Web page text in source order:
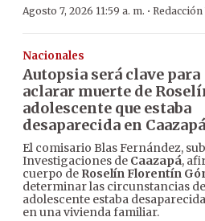
Agosto 7, 2026 11:59 a. m. · Redacción
Nacionales
Autopsia será clave para
aclarar muerte de
adolescente que estaba
desaparecida en Caazapá
El comisario Blas Fernández,
Investigaciones de Caazapá,
cuerpo de Roselín Florentín
determinar las circunstancias
adolescente estaba
en una vivienda familiar.